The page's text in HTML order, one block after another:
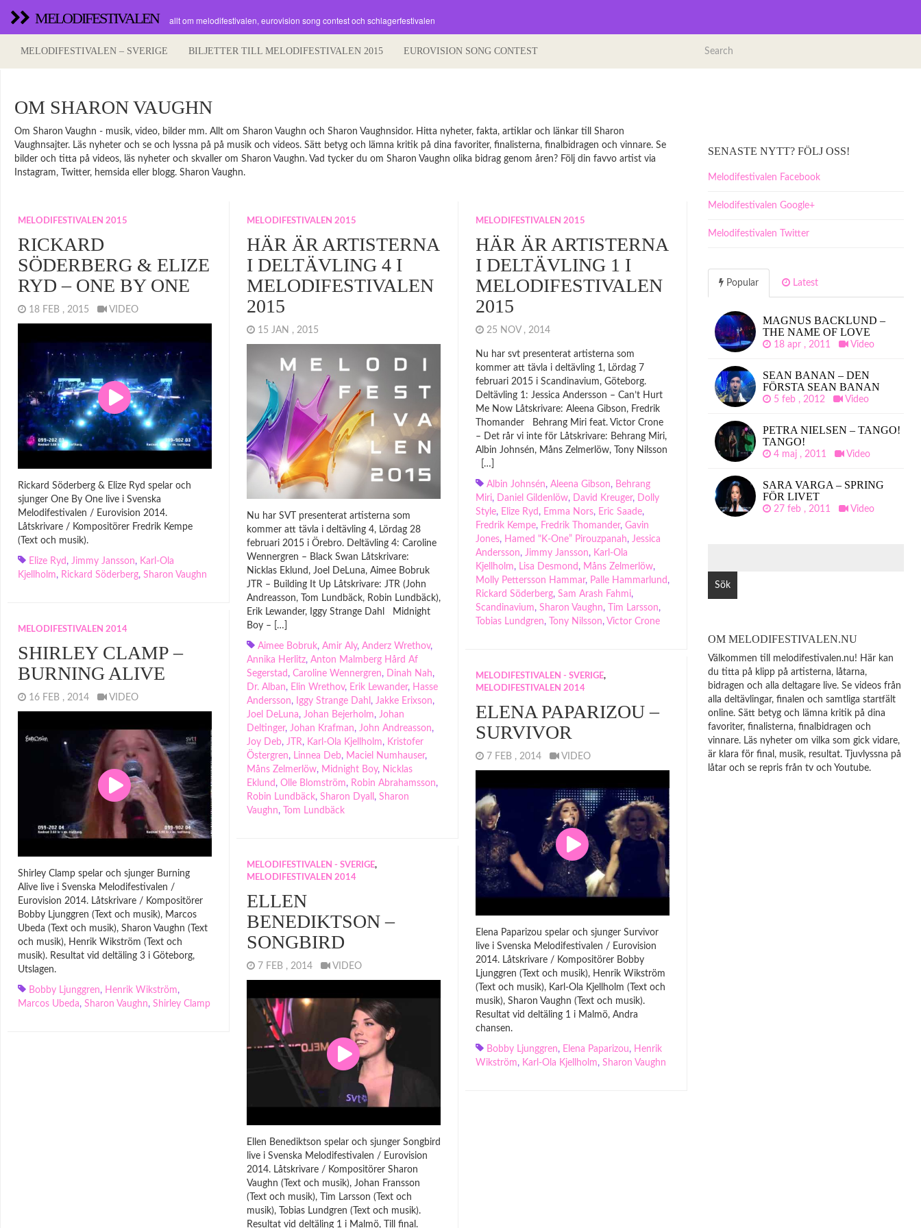
MELODIFESTIVALEN allt om melodifestivalen, eurovision song contest och schlagerfestivalen
MELODIFESTIVALEN – SVERIGE BILJETTER TILL MELODIFESTIVALEN 2015 EUROVISION SONG CONTEST
OM SHARON VAUGHN
Om Sharon Vaughn - musik, video, bilder mm. Allt om Sharon Vaughn och Sharon Vaughnsidor. Hitta nyheter, fakta, artiklar och länkar till Sharon
Vaughnsajter. Läs nyheter och se och lyssna på på musik och videos. Sätt betyg och lämna kritik på dina favoriter, finalisterna, finalbidragen och vinnare. Se
bilder och titta på videos, läs nyheter och skvaller om Sharon Vaughn. Vad tycker du om Sharon Vaughn olika bidrag genom åren? Följ din favvo artist via
Instagram, Twitter, hemsida eller blogg. Sharon Vaughn.
MELODIFESTIVALEN 2015
RICKARD
SÖDERBERG & ELIZE
RYD – ONE BY ONE
18 FEB , 2015 VIDEO
Rickard Söderberg & Elize Ryd spelar och
sjunger One By One live i Svenska
Melodifestivalen / Eurovision 2014.
Låtskrivare / Kompositörer Fredrik Kempe
(Text och musik).
Elize Ryd , Jimmy Jansson, Karl-Ola
Kjellholm, Rickard Söderberg, Sharon Vaughn
MELODIFESTIVALEN 2015
HÄR ÄR ARTISTERNA
I DELTÄVLING 4 I
MELODIFESTIVALEN
2015
15 JAN , 2015
Nu har SVT presenterat artisterna som
kommer att tävla i deltävling 4, Lördag 28
februari 2015 i Örebro. Deltävling 4: Caroline
Wennergren – Black Swan Låtskrivare:
Nicklas Eklund, Joel DeLuna, Aimee Bobruk
JTR – Building It Up Låtskrivare: JTR (John
Andreasson, Tom Lundbäck, Robin Lundbäck),
Erik Lewander, Iggy Strange Dahl Midnight
Boy – […]
Aimee Bobruk, Amir Aly, Anderz Wrethov,
Annika Herlitz, Anton Malmberg Hård Af
Segerstad , Caroline Wennergren, Dinah Nah,
Dr. Alban, Elin Wrethov, Erik Lewander, Hasse
Andersson, Iggy Strange Dahl , Jakke Erixson,
Joel DeLuna, Johan Bejerholm, Johan
Deltinger, Johan Krafman, John Andreasson,
Joy Deb, JTR, Karl-Ola Kjellholm, Kristofer
Östergren, Linnea Deb, Maciel Numhauser,
Måns Zelmerlöw, Midnight Boy, Nicklas
Eklund , Olle Blomström, Robin Abrahamsson,
Robin Lundbäck, Sharon Dyall , Sharon
Vaughn, Tom Lundbäck
MELODIFESTIVALEN 2015
HÄR ÄR ARTISTERNA
I DELTÄVLING 1 I
MELODIFESTIVALEN
2015
25 NOV , 2014
Nu har svt presenterat artisterna som
kommer att tävla i deltävling 1, Lördag 7
februari 2015 i Scandinavium, Göteborg.
Deltävling 1: Jessica Andersson – Can’t Hurt
Me Now Låtskrivare: Aleena Gibson, Fredrik
Thomander Behrang Miri feat. Victor Crone
– Det rår vi inte för Låtskrivare: Behrang Miri,
Albin Johnsén, Måns Zelmerlöw, Tony Nilsson
[…]
Albin Johnsén, Aleena Gibson, Behrang
Miri, Daniel Gildenlöw, David Kreuger, Dolly
Style, Elize Ryd , Emma Nors, Eric Saade,
Fredrik Kempe, Fredrik Thomander, Gavin
Jones, Hamed "K-One” Pirouzpanah, Jessica
Andersson, Jimmy Jansson, Karl-Ola
Kjellholm, Lisa Desmond , Måns Zelmerlöw,
Molly Pettersson Hammar, Palle Hammarlund ,
Rickard Söderberg, Sam Arash Fahmi,
Scandinavium, Sharon Vaughn, Tim Larsson,
Tobias Lundgren, Tony Nilsson, Victor Crone
MELODIFESTIVALEN 2014
SHIRLEY CLAMP –
BURNING ALIVE
16 FEB , 2014 VIDEO
Shirley Clamp spelar och sjunger Burning
Alive live i Svenska Melodifestivalen /
Eurovision 2014. Låtskrivare / Kompositörer
Bobby Ljunggren (Text och musik), Marcos
Ubeda (Text och musik), Sharon Vaughn (Text
och musik), Henrik Wikström (Text och
musik). Resultat vid deltäling 3 i Göteborg,
Utslagen.
Bobby Ljunggren, Henrik Wikström,
Marcos Ubeda, Sharon Vaughn, Shirley Clamp
MELODIFESTIVALEN - SVERIGE,
MELODIFESTIVALEN 2014
ELENA PAPARIZOU –
SURVIVOR
7 FEB , 2014 VIDEO
Elena Paparizou spelar och sjunger Survivor
live i Svenska Melodifestivalen / Eurovision
2014. Låtskrivare / Kompositörer Bobby
Ljunggren (Text och musik), Henrik Wikström
(Text och musik), Karl-Ola Kjellholm (Text och
musik), Sharon Vaughn (Text och musik).
Resultat vid deltäling 1 i Malmö, Andra
chansen.
Bobby Ljunggren, Elena Paparizou, Henrik
Wikström, Karl-Ola Kjellholm, Sharon Vaughn
MELODIFESTIVALEN - SVERIGE,
MELODIFESTIVALEN 2014
ELLEN
BENEDIKTSON –
SONGBIRD
7 FEB , 2014 VIDEO
Ellen Benediktson spelar och sjunger Songbird
live i Svenska Melodifestivalen / Eurovision
2014. Låtskrivare / Kompositörer Sharon
Vaughn (Text och musik), Johan Fransson
(Text och musik), Tim Larsson (Text och
musik), Tobias Lundgren (Text och musik).
Resultat vid deltäling 1 i Malmö, Till final.
SENASTE NYTT? FÖLJ OSS!
Melodifestivalen Facebook
Melodifestivalen Google+
Melodifestivalen Twitter
Popular Latest
MAGNUS BACKLUND –
THE NAME OF LOVE
18 apr , 2011 Video
SEAN BANAN – DEN
FÖRSTA SEAN BANAN
5 feb , 2012 Video
PETRA NIELSEN – TANGO!
TANGO!
4 maj , 2011 Video
SARA VARGA – SPRING
FÖR LIVET
27 feb , 2011 Video
OM MELODIFESTIVALEN.NU
Välkommen till melodifestivalen.nu! Här kan
du titta på klipp på artisterna, låtarna,
bidragen och alla deltagare live. Se videos från
alla deltävlingar, finalen och samtliga startfält
online. Sätt betyg och lämna kritik på dina
favoriter, finalisterna, finalbidragen och
vinnare. Läs nyheter om vilka som gick vidare,
är klara för final, musik, resultat. Tjuvlyssna på
låtar och se repris från tv och Youtube.